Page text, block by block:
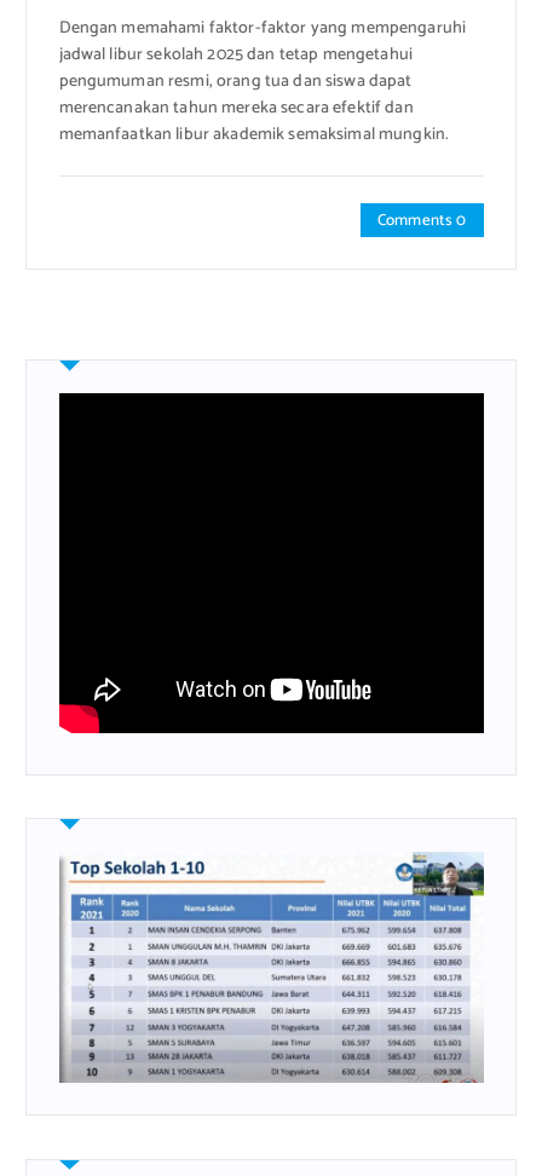
Dengan memahami faktor-faktor yang mempengaruhi
jadwal libur sekolah 2025 dan tetap mengetahui
pengumuman resmi, orang tua dan siswa dapat
merencanakan tahun mereka secara efektif dan
memanfaatkan libur akademik semaksimal mungkin.
Comments 0